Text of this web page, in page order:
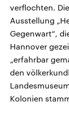
verflochten.
Ausstellung
Gegenwart“,
Hannover
„erfahrbar
den
Kolonien